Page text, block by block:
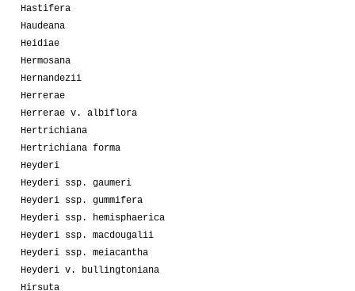
Hastifera
Haudeana
Heidiae
Hermosana
Hernandezii
Herrerae
Herrerae v. albiflora
Hertrichiana
Hertrichiana forma
Heyderi
Heyderi ssp. gaumeri
Heyderi ssp. gummifera
Heyderi ssp. hemisphaerica
Heyderi ssp. macdougalii
Heyderi ssp. meiacantha
Heyderi v. bullingtoniana
Hirsuta